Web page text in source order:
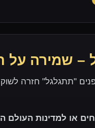
– שמירה
"תתגלגל" חזרה
או למדינות העולם